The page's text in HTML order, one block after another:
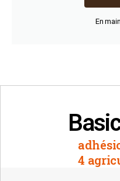
En
4